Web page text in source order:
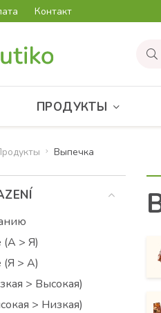
Контакт
ПРОДУКТЫ
Bыпечка
(А > Я)
(Я > А)
> Высокая)
> Низкая)